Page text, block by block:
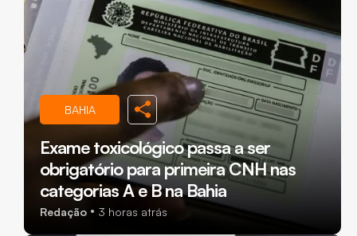
BAHIA
Exame toxicológico passa a ser
obrigatório para primeira CNH nas
categorias A e B na Bahia
Redação 3 horas atrás